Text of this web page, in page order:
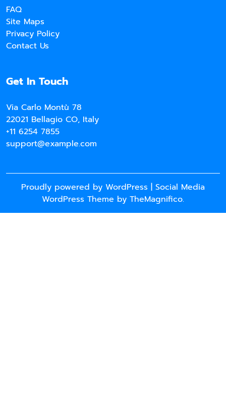
FAQ
Site Maps
Privacy Policy
Contact Us
Get In Touch
Via Carlo Montù 78
22021 Bellagio CO, Italy
+11 6254 7855
support@example.com
Proudly powered by WordPress | Social Media
WordPress Theme by TheMagnifico.